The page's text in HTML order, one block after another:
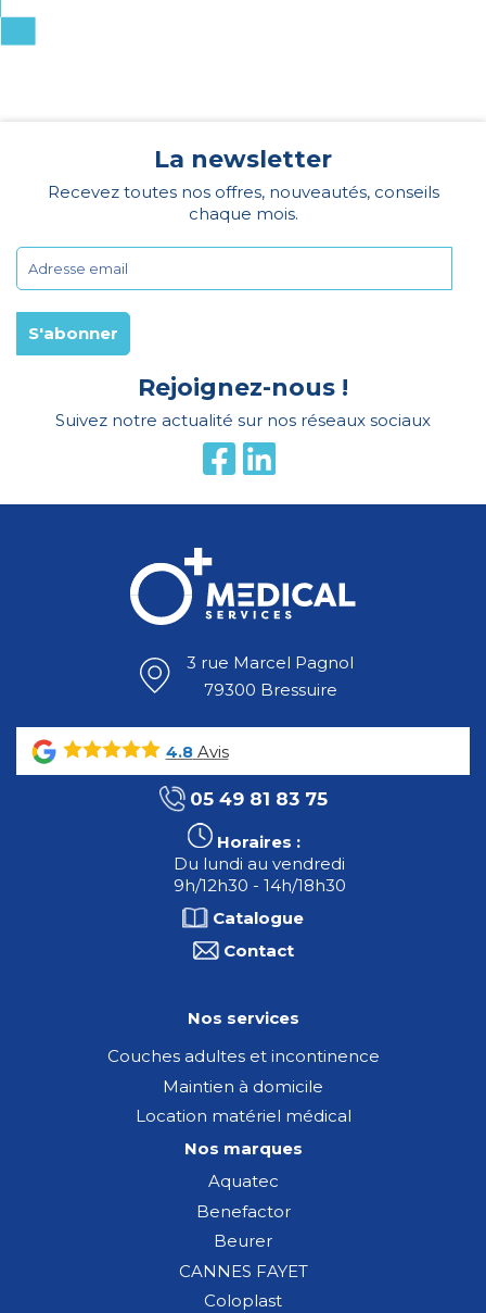
La newsletter
Recevez toutes nos offres, nouveautés, conseils
chaque mois.
Rejoignez-nous !
Suivez notre actualité sur nos réseaux sociaux
3 rue Marcel Pagnol
79300 Bressuire
4.8Avis
05 49 81 83 75
Horaires :
Du lundi au vendredi
9h/12h30 - 14h/18h30
Catalogue
Contact
Nos services
Couches adultes et incontinence
Maintien à domicile
Location matériel médical
Nos marques
Aquatec
Benefactor
Beurer
CANNES FAYET
Coloplast